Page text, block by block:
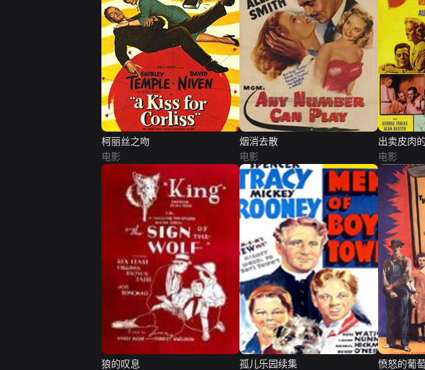
柯丽丝之吻
电影
烟消去散
电影
出卖皮肉
电影
狼的叹息 孤儿乐园续集 愤怒的葡